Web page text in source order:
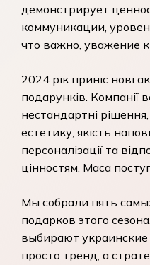
демонстрирует
коммуникации,
что важно, уважение
2024 рік приніс нові
подарунків. Компанії
нестандартні
естетику, якість
персоналізації та
цінностям. Маса
Мы собрали пять
подарков этого
выбирают
просто тренд, а